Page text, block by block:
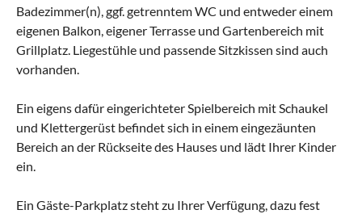
Badezimmer(n), ggf. getrenntem WC und entweder einem
eigenen Balkon, eigener Terrasse und Gartenbereich mit
Grillplatz. Liegestühle und passende Sitzkissen sind auch
vorhanden.
Ein eigens dafür eingerichteter Spielbereich mit Schaukel
und Klettergerüst befindet sich in einem eingezäunten
Bereich an der Rückseite des Hauses und lädt Ihrer Kinder
ein.
Ein Gäste-Parkplatz steht zu Ihrer Verfügung, dazu fest